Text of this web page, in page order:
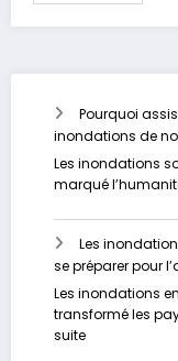
Pourquoi
inondations de
Les inondations
marqué
Les
se préparer pour
Les inondations
transformé les
suite: